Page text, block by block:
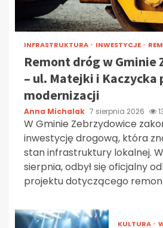
INFRASTRUKTURA INWESTYCJE
Remont dróg w Gminie
– ul. Matejki i Kaczycka
modernizacji
Anna Michalak 7 sierpnia 2026
W Gminie Zebrzydowice
inwestycję drogową, która
stan infrastruktury lokalnej.
sierpnia, odbył się oficjalny
projektu dotyczącego
KULTURA